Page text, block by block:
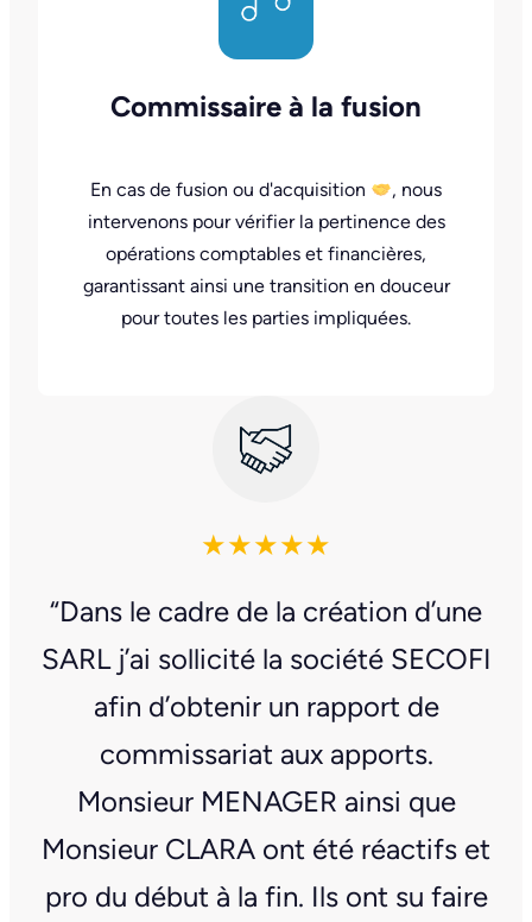
Commissaire à la fusion
En cas de fusion ou d'acquisition
, nous
intervenons pour vérifier la pertinence des
opérations comptables et financières,
garantissant ainsi une transition en douceur
pour toutes les parties impliquées.
★★★★★
“Dans le cadre de la création d’une
SARL j’ai sollicité la société SECOFI
afin d’obtenir un rapport de
commissariat aux apports.
Monsieur MENAGER ainsi que
Monsieur CLARA ont été réactifs et
pro du début à la fin. Ils ont su faire